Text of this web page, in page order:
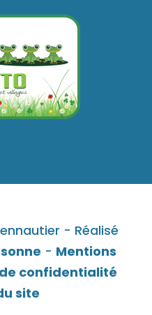
- Réalisé
- Mentions
confidentialité
site